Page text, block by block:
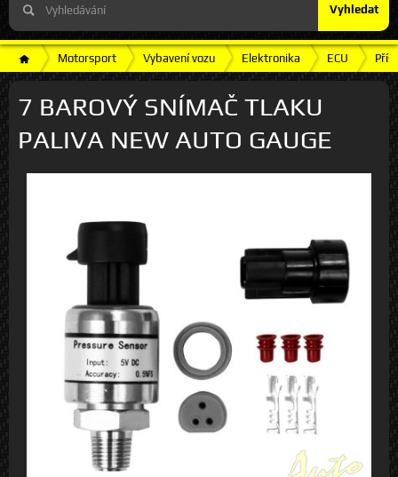
Vyhledat
Motorsport Vybavení vozu Elektronika ECU
7 BAROVÝ SNÍMAČ TLAKU
PALIVA NEW AUTO GAUGE